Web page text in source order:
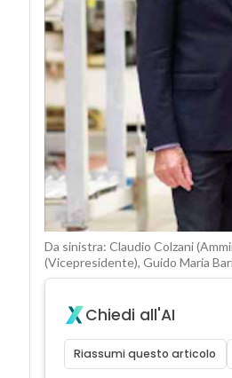
Da sinistra: Claudio Colzani
(Vicepresidente), Guido Maria
Chiedi all'AI
Riassumi questo articolo